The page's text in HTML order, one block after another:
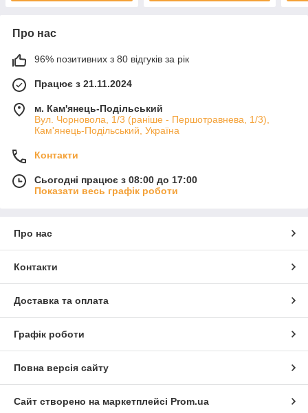
Про нас
96% позитивних з 80 відгуків за рік
Працює з 21.11.2024
м. Кам'янець-Подільський
Вул. Чорновола, 1/3 (раніше - Першотравнева, 1/3),
Кам'янець-Подільський, Україна
Контакти
Сьогодні працює з 08:00 до 17:00
Показати весь графік роботи
Про нас
Контакти
Доставка та оплата
Графік роботи
Повна версія сайту
Сайт створено на маркетплейсі Prom.ua